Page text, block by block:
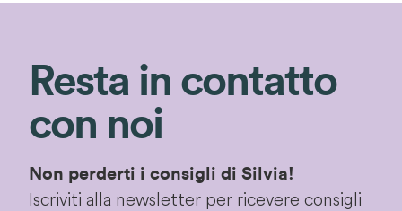
Resta in contatto
con noi
Non perderti i consigli di Silvia!
Iscriviti alla newsletter per ricevere consigli